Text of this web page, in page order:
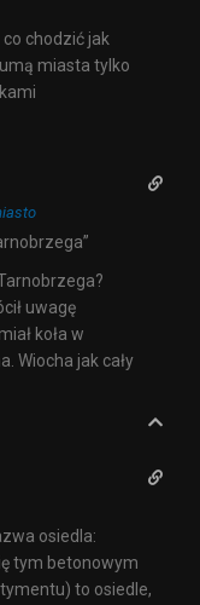
chodzić jak
miasta tylko
uwagę
koła w
Wiocha jak cały
osiedla:
tym betonowym
to osiedle,